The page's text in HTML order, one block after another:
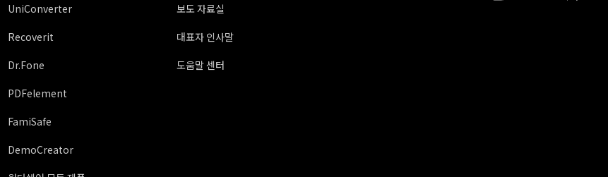
UniConverter
Recoverit
Dr.Fone
PDFelement
FamiSafe
DemoCreator
보도 자료실
대표자 인사말
도움말 센터